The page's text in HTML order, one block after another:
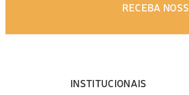
RECEBA
INSTITUCIONAIS